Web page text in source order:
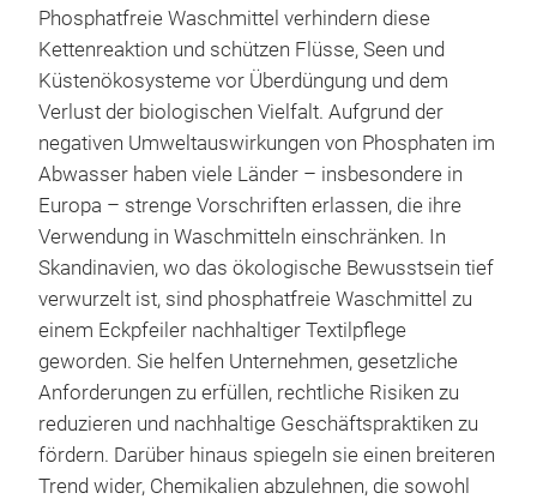
Phosphatfreie Waschmittel verhindern diese
Kettenreaktion und schützen Flüsse, Seen und
Küstenökosysteme vor Überdüngung und dem
Verlust der biologischen Vielfalt. Aufgrund der
negativen Umweltauswirkungen von Phosphaten im
Abwasser haben viele Länder – insbesondere in
Europa – strenge Vorschriften erlassen, die ihre
Verwendung in Waschmitteln einschränken. In
Skandinavien, wo das ökologische Bewusstsein tief
verwurzelt ist, sind phosphatfreie Waschmittel zu
einem Eckpfeiler nachhaltiger Textilpflege
geworden. Sie helfen Unternehmen, gesetzliche
Anforderungen zu erfüllen, rechtliche Risiken zu
reduzieren und nachhaltige Geschäftspraktiken zu
fördern. Darüber hinaus spiegeln sie einen breiteren
Trend wider, Chemikalien abzulehnen, die sowohl